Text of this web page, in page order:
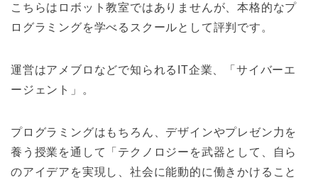
こちらはロボット教室ではありませんが、本格的なプ
ログラミングを学べるスクールとして評判です。
運営はアメブロなどで知られるIT企業、「サイバーエ
ージェント」。
プログラミングはもちろん、デザインやプレゼン力を
養う授業を通して「テクノロジーを武器として、自ら
のアイデアを実現し、社会に能動的に働きかけること